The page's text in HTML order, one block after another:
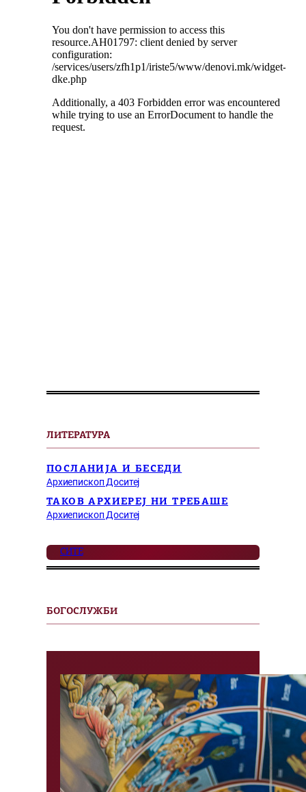
ЛИТЕРАТУРА
ПОСЛАНИЈА И БЕСЕДИ
Архиепископ Доситеј
ТАКОВ АРХИЕРЕЈ НИ ТРЕБАШЕ
Архиепископ Доситеј
СИТЕ
БОГОСЛУЖБИ